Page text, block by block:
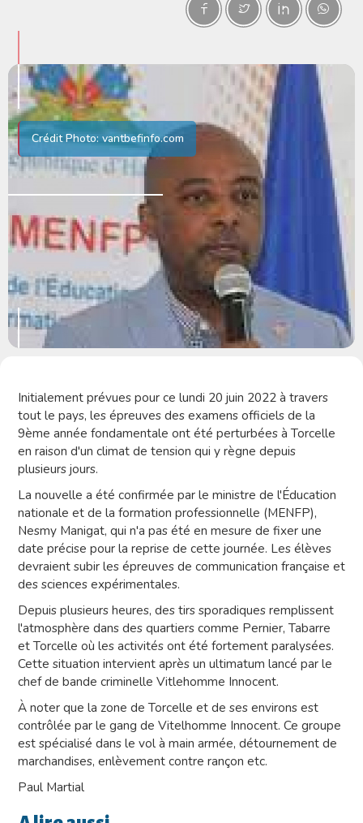
Crédit Photo: vantbefinfo.com
Initialement prévues pour ce lundi 20 juin 2022 à travers
tout le pays, les épreuves des examens officiels de la
9ème année fondamentale ont été perturbées à Torcelle
en raison d'un climat de tension qui y règne depuis
plusieurs jours.
La nouvelle a été confirmée par le ministre de l'Éducation
nationale et de la formation professionnelle (MENFP),
Nesmy Manigat, qui n'a pas été en mesure de fixer une
date précise pour la reprise de cette journée. Les élèves
devraient subir les épreuves de communication française et
des sciences expérimentales.
Depuis plusieurs heures, des tirs sporadiques remplissent
l'atmosphère dans des quartiers comme Pernier, Tabarre
et Torcelle où les activités ont été fortement paralysées.
Cette situation intervient après un ultimatum lancé par le
chef de bande criminelle Vitlehomme Innocent.
À noter que la zone de Torcelle et de ses environs est
contrôlée par le gang de Vitelhomme Innocent. Ce groupe
est spécialisé dans le vol à main armée, détournement de
marchandises, enlèvement contre rançon etc.
Paul Martial